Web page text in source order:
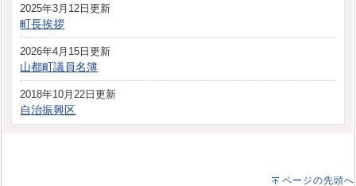
2025年3月12日更新
町長挨拶
2026年4月15日更新
山都町議員名簿
2018年10月22日更新
自治振興区
ページの先頭へ